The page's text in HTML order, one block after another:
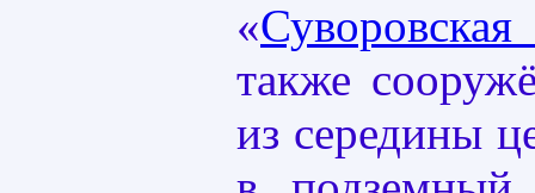
«
также
из середины